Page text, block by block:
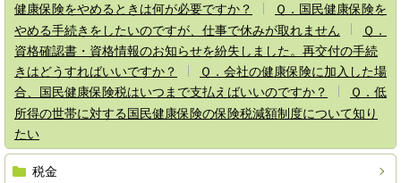
健康保険をやめるときは何が必要ですか？
Ｑ．国民健康保険を
やめる手続きをしたいのですが、仕事で休みが取れません
Ｑ．
資格確認書・資格情報のお知らせを紛失しました。再交付の手続
きはどうすればいいですか？
Ｑ．会社の健康保険に加入した場
合、国民健康保険税はいつまで支払えばいいのですか？
Ｑ．低
所得の世帯に対する国民健康保険の保険税減額制度について知り
たい
税金